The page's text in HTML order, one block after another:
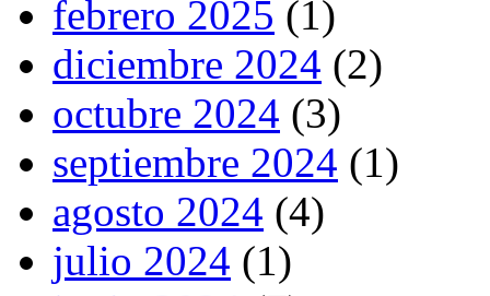
febrero 2025 (1)
diciembre 2024 (2)
octubre 2024 (3)
septiembre 2024 (1)
agosto 2024 (4)
julio 2024 (1)